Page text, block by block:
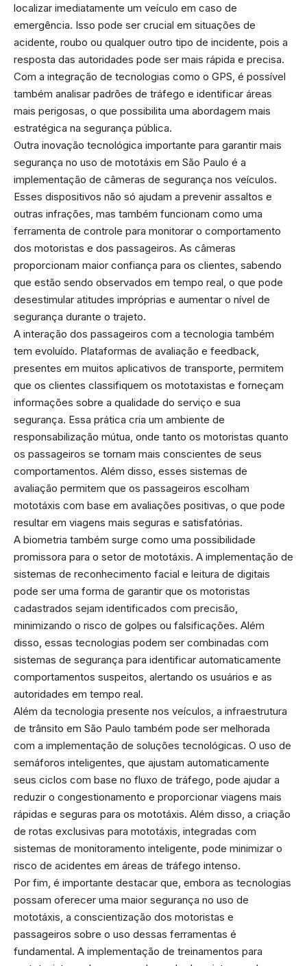
localizar imediatamente um veículo em caso de
emergência. Isso pode ser crucial em situações de
acidente, roubo ou qualquer outro tipo de incidente, pois a
resposta das autoridades pode ser mais rápida e precisa.
Com a integração de tecnologias como o GPS, é possível
também analisar padrões de tráfego e identificar áreas
mais perigosas, o que possibilita uma abordagem mais
estratégica na segurança pública.
Outra inovação tecnológica importante para garantir mais
segurança no uso de mototáxis em São Paulo é a
implementação de câmeras de segurança nos veículos.
Esses dispositivos não só ajudam a prevenir assaltos e
outras infrações, mas também funcionam como uma
ferramenta de controle para monitorar o comportamento
dos motoristas e dos passageiros. As câmeras
proporcionam maior confiança para os clientes, sabendo
que estão sendo observados em tempo real, o que pode
desestimular atitudes impróprias e aumentar o nível de
segurança durante o trajeto.
A interação dos passageiros com a tecnologia também
tem evoluído. Plataformas de avaliação e feedback,
presentes em muitos aplicativos de transporte, permitem
que os clientes classifiquem os mototaxistas e forneçam
informações sobre a qualidade do serviço e sua
segurança. Essa prática cria um ambiente de
responsabilização mútua, onde tanto os motoristas quanto
os passageiros se tornam mais conscientes de seus
comportamentos. Além disso, esses sistemas de
avaliação permitem que os passageiros escolham
mototáxis com base em avaliações positivas, o que pode
resultar em viagens mais seguras e satisfatórias.
A biometria também surge como uma possibilidade
promissora para o setor de mototáxis. A implementação de
sistemas de reconhecimento facial e leitura de digitais
pode ser uma forma de garantir que os motoristas
cadastrados sejam identificados com precisão,
minimizando o risco de golpes ou falsificações. Além
disso, essas tecnologias podem ser combinadas com
sistemas de segurança para identificar automaticamente
comportamentos suspeitos, alertando os usuários e as
autoridades em tempo real.
Além da tecnologia presente nos veículos, a infraestrutura
de trânsito em São Paulo também pode ser melhorada
com a implementação de soluções tecnológicas. O uso de
semáforos inteligentes, que ajustam automaticamente
seus ciclos com base no fluxo de tráfego, pode ajudar a
reduzir o congestionamento e proporcionar viagens mais
rápidas e seguras para os mototáxis. Além disso, a criação
de rotas exclusivas para mototáxis, integradas com
sistemas de monitoramento inteligente, pode minimizar o
risco de acidentes em áreas de tráfego intenso.
Por fim, é importante destacar que, embora as tecnologias
possam oferecer uma maior segurança no uso de
mototáxis, a conscientização dos motoristas e
passageiros sobre o uso dessas ferramentas é
fundamental. A implementação de treinamentos para